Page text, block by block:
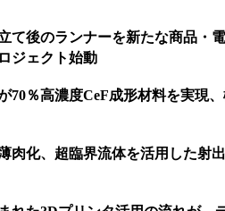
て後のランナーを新たな商品・
ジェクト始動
70％高濃度CeF成形材料を実現
肉化、超臨界流体を活用した射